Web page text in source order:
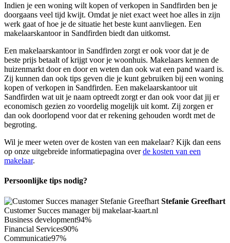
Indien je een woning wilt kopen of verkopen in Sandfirden ben je
doorgaans veel tijd kwijt. Omdat je niet exact weet hoe alles in zijn
werk gaat of hoe je de situatie het beste kunt aanvliegen. Een
makelaarskantoor in Sandfirden biedt dan uitkomst.
Een makelaarskantoor in Sandfirden zorgt er ook voor dat je de
beste prijs betaalt of krijgt voor je woonhuis. Makelaars kennen de
huizenmarkt door en door en weten dan ook wat een pand waard is.
Zij kunnen dan ook tips geven die je kunt gebruiken bij een woning
kopen of verkopen in Sandfirden. Een makelaarskantoor uit
Sandfirden wat uit je naam optreedt zorgt er dan ook voor dat jij er
economisch gezien zo voordelig mogelijk uit komt. Zij zorgen er
dan ook doorlopend voor dat er rekening gehouden wordt met de
begroting.
Wil je meer weten over de kosten van een makelaar? Kijk dan eens
op onze uitgebreide informatiepagina overde kosten van een
makelaar.
Persoonlijke tips nodig?
Stefanie Greefhart
Customer Succes manager bij makelaar-kaart.nl
Business development94%
Financial Services90%
Communicatie97%